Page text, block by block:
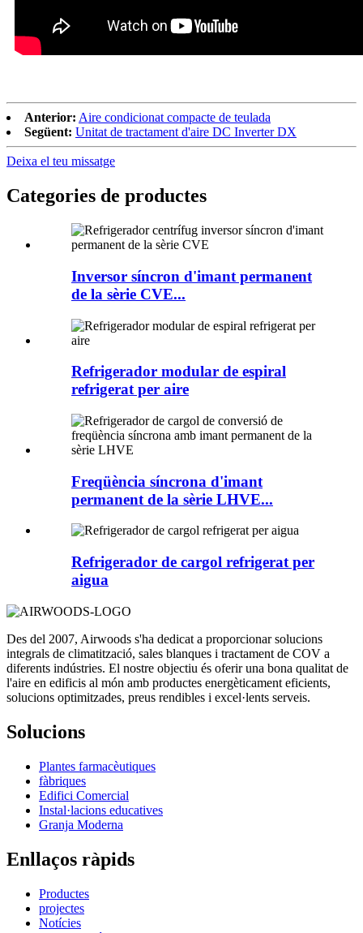
Anterior: Aire condicionat compacte de teulada
Següent: Unitat de tractament d'aire DC Inverter DX
Deixa el teu missatge
Categories de productes
Inversor síncron d'imant permanent
de la sèrie CVE...
Refrigerador modular de espiral
refrigerat per aire
Freqüència síncrona d'imant
permanent de la sèrie LHVE...
Refrigerador de cargol refrigerat per
aigua
Des del 2007, Airwoods s'ha dedicat a proporcionar solucions
integrals de climatització, sales blanques i tractament de COV a
diferents indústries. El nostre objectiu és oferir una bona qualitat de
l'aire en edificis al món amb productes energèticament eficients,
solucions optimitzades, preus rendibles i excel·lents serveis.
Solucions
Plantes farmacèutiques
fàbriques
Edifici Comercial
Instal·lacions educatives
Granja Moderna
Enllaços ràpids
Productes
projectes
Notícies